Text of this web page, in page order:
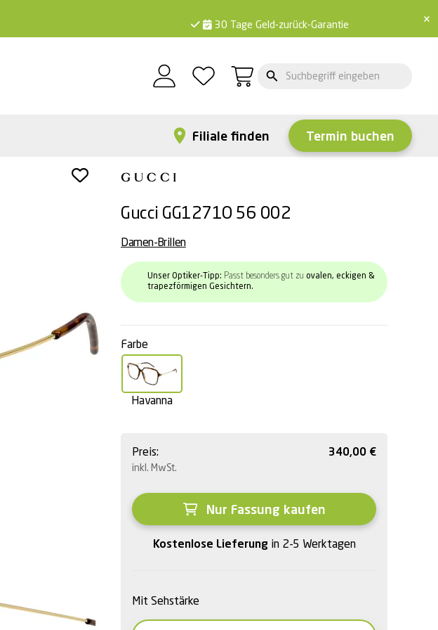
×
30 Tage Geld-zurück-Garantie
Filiale finden Termin buchen
Gucci GG1271O 56 002
Damen-Brillen
Unser Optiker-Tipp: Passt besonders gut zu ovalen, eckigen &
trapezförmigen Gesichtern.
Farbe
Havanna
Preis:
inkl. MwSt.
340,00 €
Nur Fassung kaufen
Kostenlose Lieferung in 2-5 Werktagen
Mit Sehstärke